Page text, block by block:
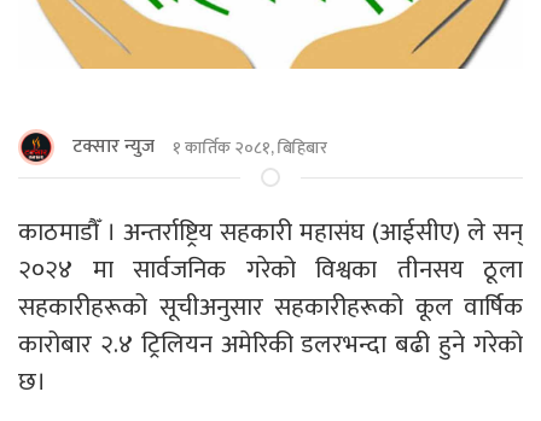
टक्सार न्युज १ कार्तिक २०८१, बिहिबार
काठमाडाैँ । अन्तर्राष्ट्रिय सहकारी महासंघ (आईसीए) ले सन्
२०२४ मा सार्वजनिक गरेको विश्वका तीनसय ठूला
सहकारीहरूको सूचीअनुसार सहकारीहरूको कूल वार्षिक
कारोबार २.४ ट्रिलियन अमेरिकी डलरभन्दा बढी हुने गरेको
छ।